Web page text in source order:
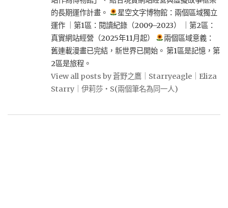
的長期運作計畫。
星空文字博物館：兩個區域獨立
運作 ｜第1區：閱讀紀錄（2009–2023） ｜第2區：
真實網站經營（2025年11月起）
兩個區域意義：
舊連載漫畫已完結，新世界已開始。 第1區是記憶，第
2區是旅程。
View all posts by 蒼野之鷹｜Starryeagle｜Eliza
Starry｜伊莉莎・S(兩個筆名為同一人)